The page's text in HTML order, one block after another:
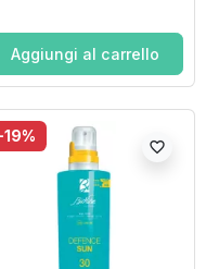
Aggiungi al carrello
19%
favorite_border